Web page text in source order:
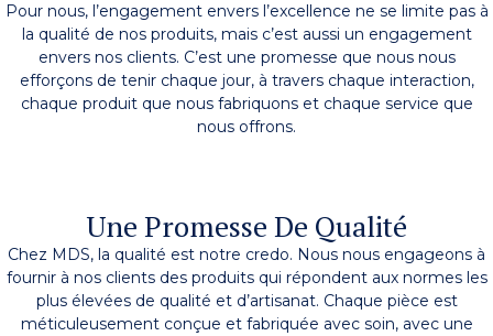
Pour nous, l’engagement envers l’excellence ne se limite pas à
la qualité de nos produits, mais c’est aussi un engagement
envers nos clients. C’est une promesse que nous nous
efforçons de tenir chaque jour, à travers chaque interaction,
chaque produit que nous fabriquons et chaque service que
nous offrons.
Une Promesse De Qualité
Chez MDS, la qualité est notre credo. Nous nous engageons à
fournir à nos clients des produits qui répondent aux normes les
plus élevées de qualité et d’artisanat. Chaque pièce est
méticuleusement conçue et fabriquée avec soin, avec une